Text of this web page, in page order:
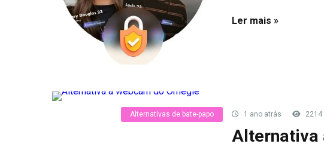
Ler mais »
Alternativas de bate-papo 1 ano atrás 2214
Alternativa